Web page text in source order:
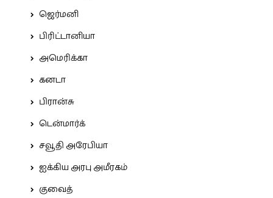
ஜெர்மனி
பிரிட்டானியா
அமெரிக்கா
கனடா
பிரான்சு
டென்மார்க்
சவூதி அரேபியா
ஐக்கிய அரபு அமீரகம்
குவைத்